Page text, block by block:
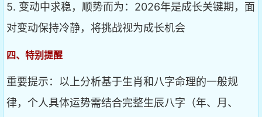
5. 变动中求稳，顺势而为：2026年是成长关键期，面
对变动保持冷静，将挑战视为成长机会
四、特别提醒
重要提示：以上分析基于生肖和八字命理的一般规
律，个人具体运势需结合完整生辰八字（年、月、